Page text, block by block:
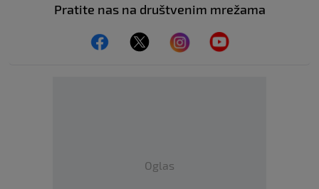
Pratite nas na društvenim mrežama
Oglas